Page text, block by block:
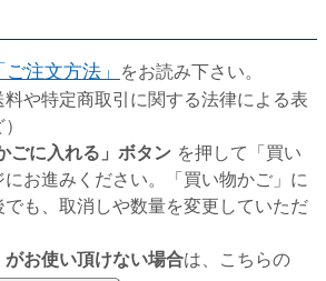
「ご注文方法」 をお読み下さい。
料や特定商取引に関する法律による表
ごに入れる」ボタン を押して「買い
お進みください。「買い物かご」に
も、取消しや数量を変更していただ
がお使い頂けない場合は、こちらの